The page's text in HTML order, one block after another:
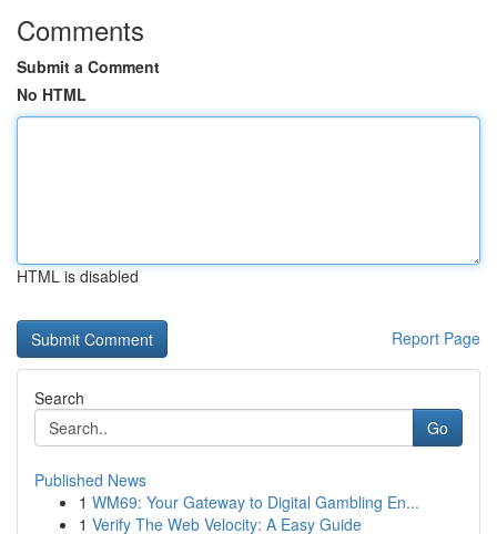
Comments
Submit a Comment
No HTML
HTML is disabled
Report Page
Search
Go
Published News
1 WM69: Your Gateway to Digital Gambling En...
1 Verify The Web Velocity: A Easy Guide